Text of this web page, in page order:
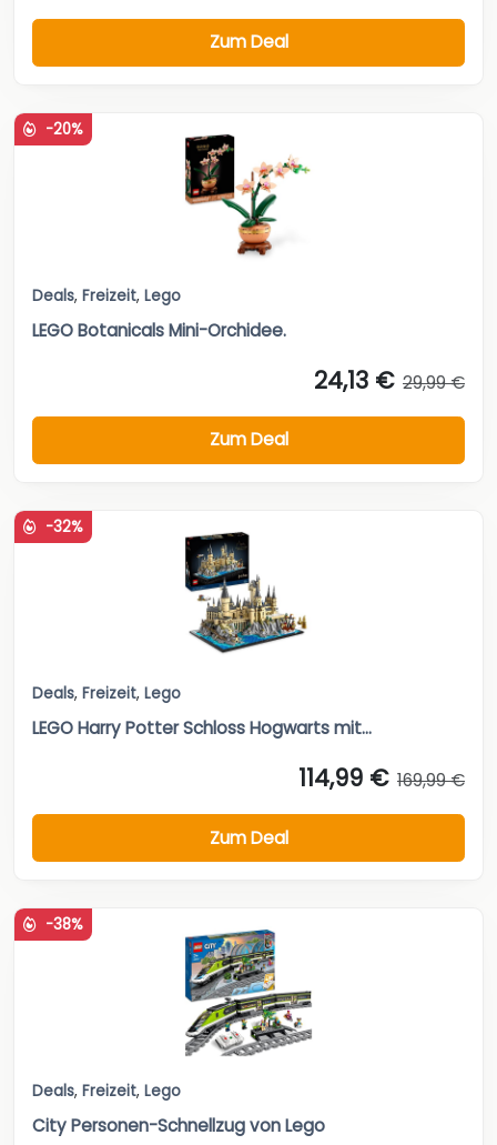
Zum Deal
-20%
Deals, Freizeit, Lego
LEGO Botanicals Mini-Orchidee.
24,13 € 29,99 €
Zum Deal
-32%
Deals, Freizeit, Lego
LEGO Harry Potter Schloss Hogwarts mit...
114,99 € 169,99 €
Zum Deal
-38%
Deals, Freizeit, Lego
City Personen-Schnellzug von Lego